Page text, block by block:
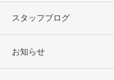
スタッフブログ
お知らせ